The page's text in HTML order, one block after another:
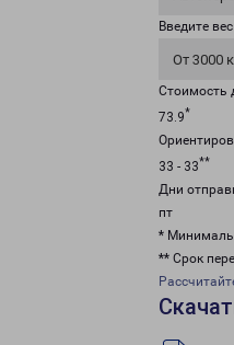
Введите вес
От 3000
Стоимость
73.9*
33 - 33**
Дни
пт
*
** Срок